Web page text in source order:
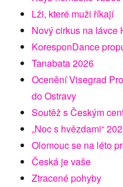
Lži, které muži říkají
Nový cirkus na lávce
KoresponDance
Tanabata 2026
Ocenění Visegrad
do Ostravy
Soutěž s Českým
„Noc s hvězdami“
Olomouc se na léto
Česká je vaše
Ztracené pohyby